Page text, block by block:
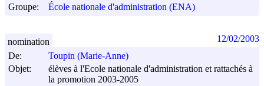
Groupe:
École nationale d'administration (ENA)
De:
Toupin (Marie-Anne)
Objet:
élèves à l'Ecole nationale d'administration et rattachés à
la promotion 2003-2005
nomination 12/02/2003